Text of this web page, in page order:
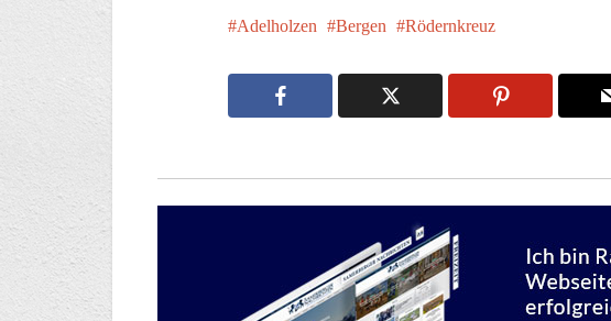
Adelholzen Bergen Rödernkreuz